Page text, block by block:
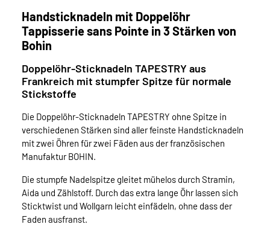
Handsticknadeln mit Doppelöhr
Tappisserie sans Pointe in 3 Stärken von
Bohin
Doppelöhr-Sticknadeln TAPESTRY aus
Frankreich mit stumpfer Spitze für normale
Stickstoffe
Die Doppelöhr-Sticknadeln TAPESTRY ohne Spitze in
verschiedenen Stärken sind aller feinste Handsticknadeln
mit zwei Öhren für zwei Fäden aus der französischen
Manufaktur BOHIN.
Die stumpfe Nadelspitze gleitet mühelos durch Stramin,
Aida und Zählstoff. Durch das extra lange Öhr lassen sich
Sticktwist und Wollgarn leicht einfädeln, ohne dass der
Faden ausfranst.